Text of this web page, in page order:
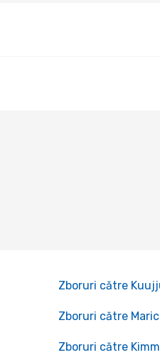
Zboruri către
Zboruri către
Zboruri către